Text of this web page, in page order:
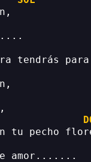
tendrás
tu pecho
amor.......